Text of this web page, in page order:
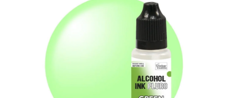
MOJE OBJEDNÁVKA
Kontakty
Oblíbené ♥️